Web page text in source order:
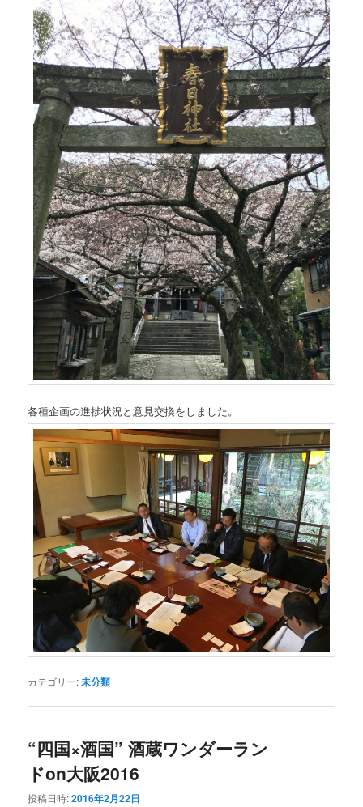
各種企画の進捗状況と意見交換をしました。
カテゴリー:未分類
“四国×酒国” 酒蔵ワンダーラン
ドon大阪2016
投稿日時:2016年2月22日